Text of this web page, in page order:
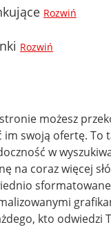
Rozwiń
Rozwiń
możesz
swoją ofertę. To
w
na coraz więcej
kto odwiedzi